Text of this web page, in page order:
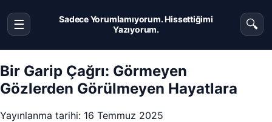
Menüyü aç veya kapat
☰
Sadece Yorumlamıyorum. Hissettiğimi
Yazıyorum.
🔍
Bir Garip Çağrı: Görmeyen
Gözlerden Görülmeyen Hayatlara
Yayınlanma tarihi: 16 Temmuz 2025